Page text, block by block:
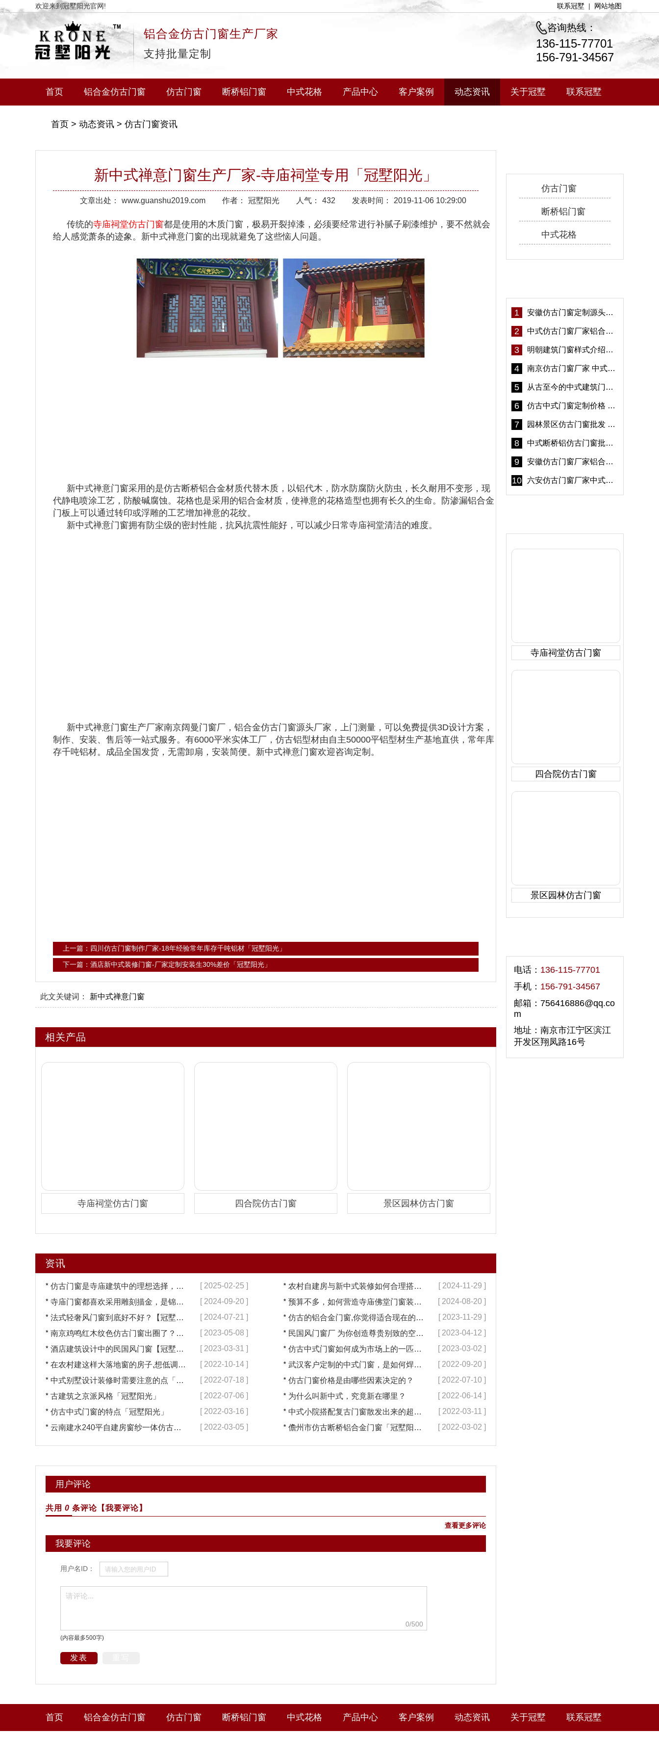
欢迎来到冠墅阳光官网! 联系冠墅 | 网站地图
铝合金仿古门窗生产厂家
支持批量定制
咨询热线：
136-115-77701
156-791-34567
首页 铝合金仿古门窗 仿古门窗 断桥铝门窗 中式花格 产品中心 客户案例 动态资讯 关于冠墅 联系冠墅
首页 > 动态资讯 > 仿古门窗资讯
新中式禅意门窗生产厂家-寺庙祠堂专用「冠墅阳光」
文章出处： www.guanshu2019.com 作者： 冠墅阳光 人气： 432 发表时间： 2019-11-06 10:29:00
传统的寺庙祠堂仿古门窗都是使用的木质门窗，极易开裂掉漆，必须要经常进行补腻子刷漆维护，要不然就会
给人感觉萧条的迹象。新中式禅意门窗的出现就避免了这些恼人问题。
新中式禅意门窗采用的是仿古断桥铝合金材质代替木质，以铝代木，防水防腐防火防虫，长久耐用不变形，现
代静电喷涂工艺，防酸碱腐蚀。花格也是采用的铝合金材质，使禅意的花格造型也拥有长久的生命。防渗漏铝合金
门板上可以通过转印或浮雕的工艺增加禅意的花纹。
新中式禅意门窗拥有防尘级的密封性能，抗风抗震性能好，可以减少日常寺庙祠堂清洁的难度。
新中式禅意门窗生产厂家南京阔曼门窗厂，铝合金仿古门窗源头厂家，上门测量，可以免费提供3D设计方案，
制作、安装、售后等一站式服务。有6000平米实体工厂，仿古铝型材由自主50000平铝型材生产基地直供，常年库
存千吨铝材。成品全国发货，无需卸扇，安装简便。新中式禅意门窗欢迎咨询定制。
上一篇：四川仿古门窗制作厂家-18年经验常年库存千吨铝材「冠墅阳光」
下一篇：酒店新中式装修门窗-厂家定制安装生30%差价「冠墅阳光」
此文关键词： 新中式禅意门窗
相关产品
寺庙祠堂仿古门窗 四合院仿古门窗 景区园林仿古门窗
资讯
* 仿古门窗是寺庙建筑中的理想选择，换一次用终生【冠墅阳光】 [ 2025-02-25 ] * 农村自建房与新中式装修如何合理搭配【冠墅阳光】 [ 2024-11-29 ]
* 寺庙门窗都喜欢采用雕刻描金，是锦上添花吗？【冠墅阳光】 [ 2024-09-20 ] * 预算不多，如何营造寺庙佛堂门窗装修【冠墅阳光】 [ 2024-08-20 ]
* 法式轻奢风门窗到底好不好？【冠墅阳光】 [ 2024-07-21 ] * 仿古的铝合金门窗,你觉得适合现在的装修吗?【冠墅阳光】 [ 2023-11-29 ]
* 南京鸡鸣红木纹色仿古门窗出圈了？【冠墅阳光】 [ 2023-05-08 ] * 民国风门窗厂 为你创造尊贵别致的空间【冠墅阳光】 [ 2023-04-12 ]
* 酒店建筑设计中的民国风门窗【冠墅阳光】 [ 2023-03-31 ] * 仿古中式门窗如何成为市场上的一匹黑马【冠墅阳光】 [ 2023-03-02 ]
* 在农村建这样大落地窗的房子,想低调都难吧【冠墅阳光】 [ 2022-10-14 ] * 武汉客户定制的中式门窗，是如何焊接的呢？ [ 2022-09-20 ]
* 中式别墅设计装修时需要注意的点「冠墅阳光」 [ 2022-07-18 ] * 仿古门窗价格是由哪些因素决定的？ [ 2022-07-10 ]
* 古建筑之京派风格「冠墅阳光」 [ 2022-07-06 ] * 为什么叫新中式，究竟新在哪里？ [ 2022-06-14 ]
* 仿古中式门窗的特点「冠墅阳光」 [ 2022-03-16 ] * 中式小院搭配复古门窗散发出来的超凡气质 「冠墅阳光」 [ 2022-03-11 ]
* 云南建水240平自建房窗纱一体仿古门窗完工「冠墅阳光」 [ 2022-03-05 ] * 儋州市仿古断桥铝合金门窗「冠墅阳光」 [ 2022-03-02 ]
用户评论
共用 0 条评论 【我要评论】
查看更多评论
我要评论
用户名ID：
0/500
(内容最多500字)
发表
仿古门窗
断桥铝门窗
中式花格
1 安徽仿古门窗定制源头厂家 好打理免维护-冠墅阳光
2 中式仿古门窗厂家铝合金仿古门窗定制 5年质保
3 明朝建筑门窗样式介绍——冠墅阳光
4 南京仿古门窗厂家 中式仿古门窗定制 节能防水
5 从古至今的中式建筑门窗到底有多美「冠墅阳光」
6 仿古中式门窗定制价格 铝合金仿古门窗报价
7 园林景区仿古门窗批发 铝合金仿古门窗采购-冠墅阳光
8 中式断桥铝仿古门窗批发 冠墅阳光仿古门窗 6000平米实体工厂
9 安徽仿古门窗厂家铝合金仿古门窗批发 免费设计出货快
10 六安仿古门窗厂家中式仿古门窗制作 6000平米源头厂家
寺庙祠堂仿古门窗
四合院仿古门窗
景区园林仿古门窗
电话： 136-115-77701
手机： 156-791-34567
邮箱：756416886@qq.co
m
地址：南京市江宁区滨江
开发区翔凤路16号
首页 铝合金仿古门窗 仿古门窗 断桥铝门窗 中式花格 产品中心 客户案例 动态资讯 关于冠墅 联系冠墅